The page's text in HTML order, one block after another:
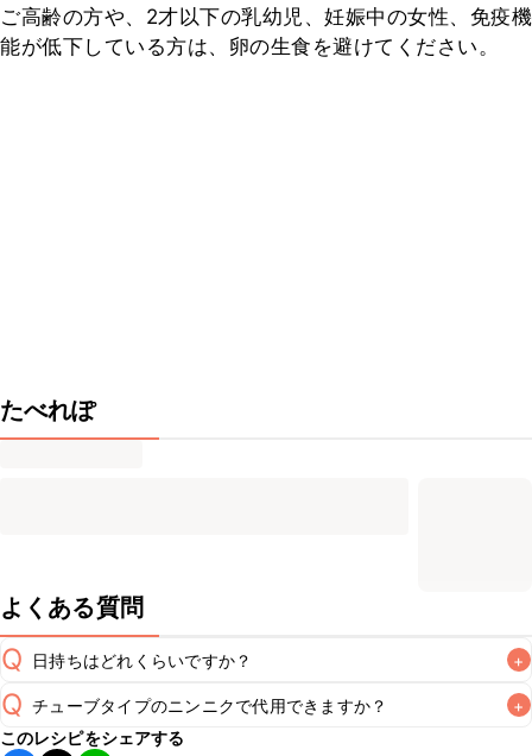
ご高齢の方や、2才以下の乳幼児、妊娠中の女性、免疫機
能が低下している方は、卵の生食を避けてください。
たべれぽ
よくある質問
Q 日持ちはどれくらいですか？ +
保存期間は冷蔵で翌日中が目安です。なるべくお早めにお召
し上がりください。
Q チューブタイプのニンニクで代用できますか？ +
このレシピをシェアする